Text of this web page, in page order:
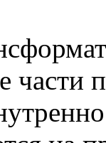
части